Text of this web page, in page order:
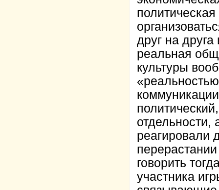
друг на
реальная
культуры
отдельности,
реагировали
говорить
участника